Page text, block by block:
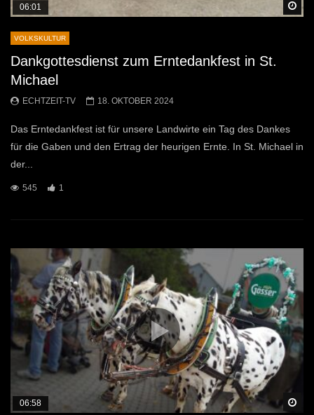
06:01
VOLKSKULTUR
Dankgottesdienst zum Erntedankfest in St.
Michael
ECHTZEIT-TV 18. OKTOBER 2024
Das Erntedankfest ist für unsere Landwirte ein Tag des Dankes
für die Gaben und den Ertrag der heurigen Ernte. In St. Michael in
der...
545 1
06:58